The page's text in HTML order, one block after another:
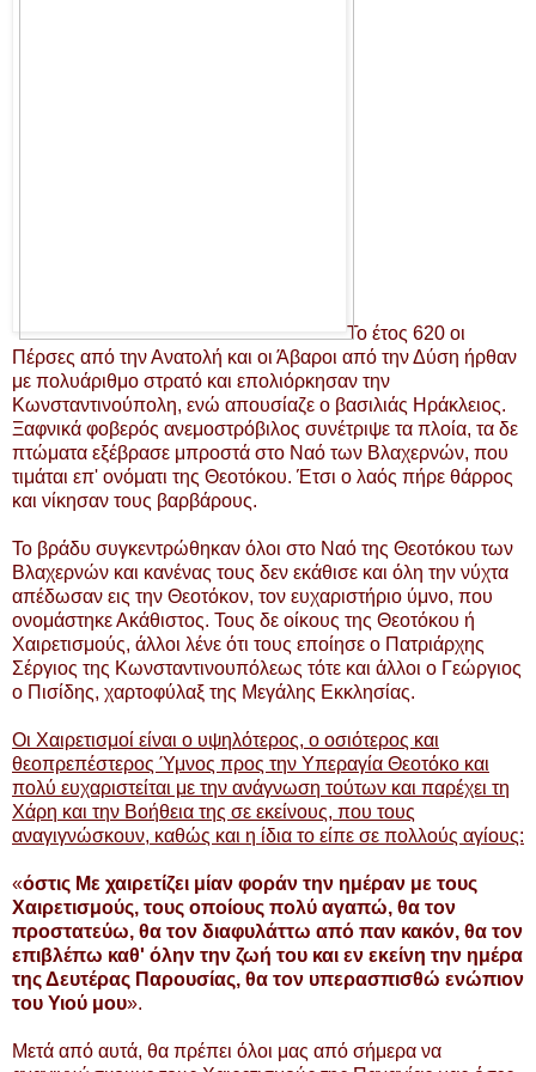
Το έτος 620 οι
Πέρσες από την Ανατολή και οι Άβαροι από την Δύση ήρθαν
με πολυάριθμο στρατό και επολιόρκησαν την
Κωνσταντινούπολη, ενώ απουσίαζε ο βασιλιάς Ηράκλειος.
Ξαφνικά φοβερός ανεμοστρόβιλος συνέτριψε τα πλοία, τα δε
πτώματα εξέβρασε μπροστά στο Ναό των Βλαχερνών, που
τιμάται επ' ονόματι της Θεοτόκου. Έτσι ο λαός πήρε θάρρος
και νίκησαν τους βαρβάρους.
Το βράδυ συγκεντρώθηκαν όλοι στο Ναό της Θεοτόκου των
Βλαχερνών και κανένας τους δεν εκάθισε και όλη την νύχτα
απέδωσαν εις την Θεοτόκον, τον ευχαριστήριο ύμνο, που
ονομάστηκε Ακάθιστος. Τους δε οίκους της Θεοτόκου ή
Χαιρετισμούς, άλλοι λένε ότι τους εποίησε ο Πατριάρχης
Σέργιος της Κωνσταντινουπόλεως τότε και άλλοι ο Γεώργιος
ο Πισίδης, χαρτοφύλαξ της Μεγάλης Εκκλησίας.
Οι Χαιρετισμοί είναι ο υψηλότερος, ο οσιότερος και
θεοπρεπέστερος Ύμνος προς την Υπεραγία Θεοτόκο και
πολύ ευχαριστείται με την ανάγνωση τούτων και παρέχει τη
Χάρη και την Βοήθεια της σε εκείνους, που τους
αναγιγνώσκουν, καθώς και η ίδια το είπε σε πολλούς αγίους:
«όστις Με χαιρετίζει μίαν φοράν την ημέραν με τους
Χαιρετισμούς, τους οποίους πολύ αγαπώ, θα τον
προστατεύω, θα τον διαφυλάττω από παν κακόν, θα τον
επιβλέπω καθ' όλην την ζωή του και εν εκείνη την ημέρα
της Δευτέρας Παρουσίας, θα τον υπερασπισθώ ενώπιον
του Υιού μου».
Μετά από αυτά, θα πρέπει όλοι μας από σήμερα να